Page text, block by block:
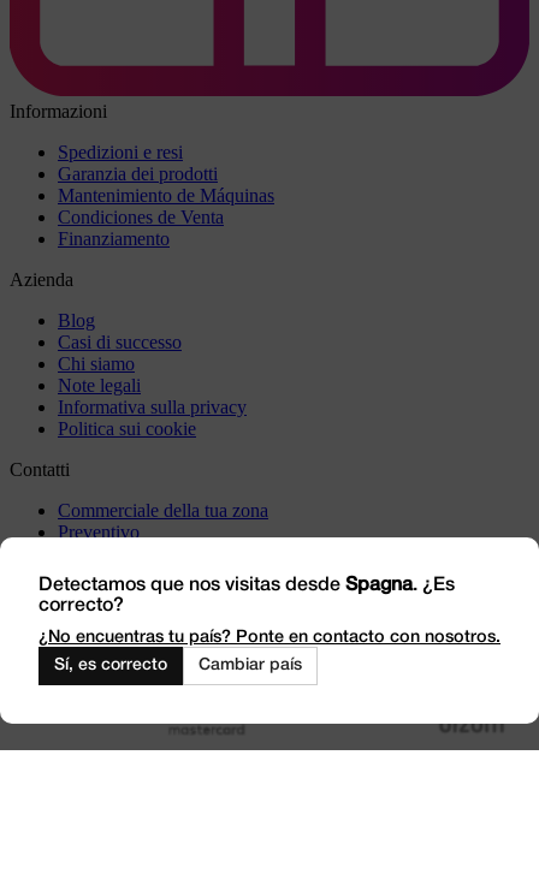
Informazioni
Spedizioni e resi
Garanzia dei prodotti
Mantenimiento de Máquinas
Condiciones de Venta
Finanziamento
Azienda
Blog
Casi di successo
Chi siamo
Note legali
Informativa sulla privacy
Politica sui cookie
Contatti
Commerciale della tua zona
Preventivo
Vieni a trovarci
Lavora con noi
Outlet
Detectamos que nos visitas desde Spagna. ¿Es
correcto?
¿No encuentras tu país? Ponte en contacto con nosotros.
Sí, es correcto
Cambiar país